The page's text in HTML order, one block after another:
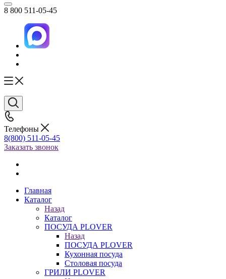
8 800 511-05-45
Телефоны
8(800) 511-05-45
Заказать звонок
Главная
Каталог
Назад
Каталог
ПОСУДА PLOVER
Назад
ПОСУДА PLOVER
Кухонная посуда
Столовая посуда
ГРИЛИ PLOVER